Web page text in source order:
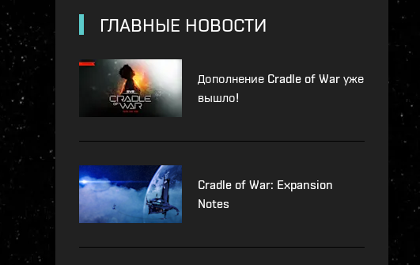
ГЛАВНЫЕ НОВОСТИ
Дополнение Cradle of War уже
вышло!
Cradle of War: Expansion
Notes